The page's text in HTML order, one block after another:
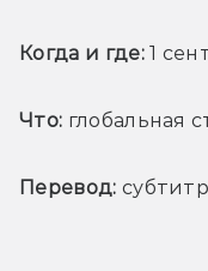
Когда и где: 1
Что: глобальная
Перевод: